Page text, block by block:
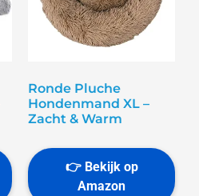
Ronde Pluche
Hondenmand XL –
Zacht & Warm